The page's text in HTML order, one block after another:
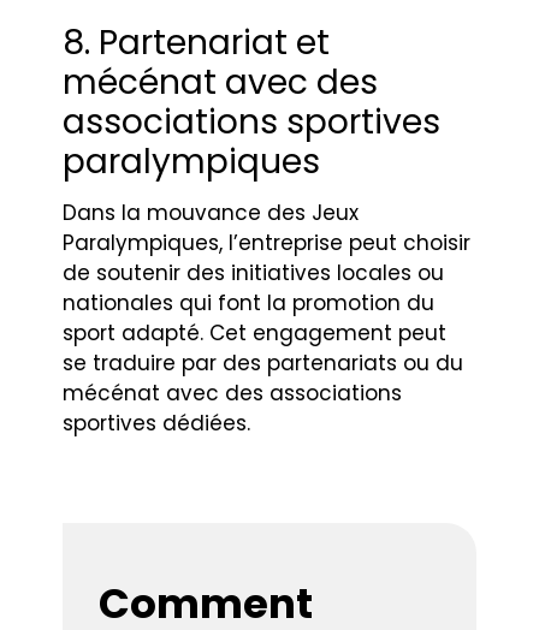
8. Partenariat et
mécénat avec des
associations sportives
paralympiques
Dans la mouvance des Jeux
Paralympiques, l’entreprise peut choisir
de soutenir des initiatives locales ou
nationales qui font la promotion du
sport adapté. Cet engagement peut
se traduire par des partenariats ou du
mécénat avec des associations
sportives dédiées.
Comment